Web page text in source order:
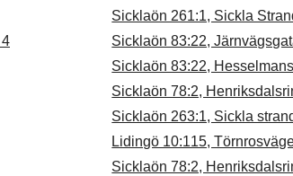
Sicklaön 261:1, Sickla
Sicklaön 83:22,
Sicklaön 83:22,
Sicklaön 78:2,
Sicklaön 263:1, Sickla
Lidingö 10:115,
Sicklaön 78:2,